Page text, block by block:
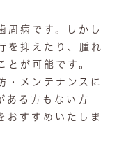
周病です。しかし
を抑えたり、腫れ
とが可能です。
・メンテナンスに
ある方もない方
おすすめいたしま